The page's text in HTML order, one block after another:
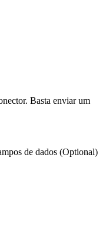
Basta enviar um
de dados (Optional)